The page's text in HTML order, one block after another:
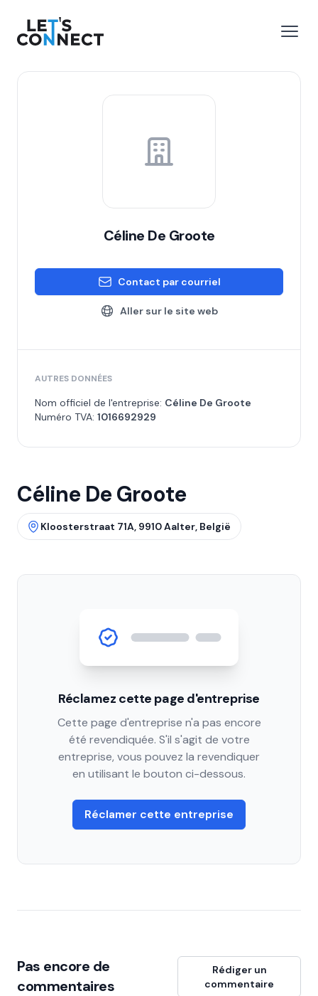
Let's Connect
le menu
Céline De Groote
Contact par courriel
Aller sur le site web
AUTRES DONNÉES
Nom officiel de l'entreprise: Céline De Groote
Numéro TVA: 1016692929
Céline De Groote
Kloosterstraat 71A, 9910 Aalter, België
Réclamez cette page d'entreprise
Cette page d'entreprise n'a pas encore
été revendiquée. S'il s'agit de votre
entreprise, vous pouvez la revendiquer
en utilisant le bouton ci-dessous.
Réclamer cette entreprise
Pas encore de
commentaires
Rédiger un
commentaire